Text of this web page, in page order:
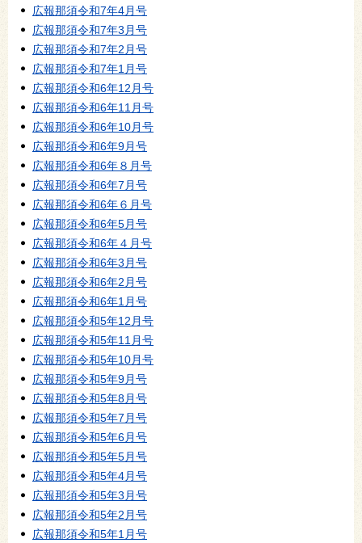
広報那須令和7年4月号
広報那須令和7年3月号
広報那須令和7年2月号
広報那須令和7年1月号
広報那須令和6年12月号
広報那須令和6年11月号
広報那須令和6年10月号
広報那須令和6年9月号
広報那須令和6年８月号
広報那須令和6年7月号
広報那須令和6年６月号
広報那須令和6年5月号
広報那須令和6年４月号
広報那須令和6年3月号
広報那須令和6年2月号
広報那須令和6年1月号
広報那須令和5年12月号
広報那須令和5年11月号
広報那須令和5年10月号
広報那須令和5年9月号
広報那須令和5年8月号
広報那須令和5年7月号
広報那須令和5年6月号
広報那須令和5年5月号
広報那須令和5年4月号
広報那須令和5年3月号
広報那須令和5年2月号
広報那須令和5年1月号